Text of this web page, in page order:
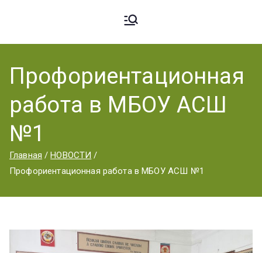
Ардато
вский
ый
Техник
аграрный
техникум».
Профориентационная
работа в МБОУ АСШ
№1
Главная
НОВОСТИ
Профориентационная работа в МБОУ АСШ №1